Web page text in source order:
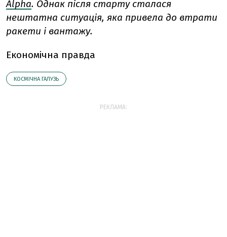
Alpha. Однак після старту сталася
нештатна ситуація, яка привела до втрати
ракети і вантажу.
Економічна правда
КОСМІЧНА ГАЛУЗЬ
РЕКЛАМА: